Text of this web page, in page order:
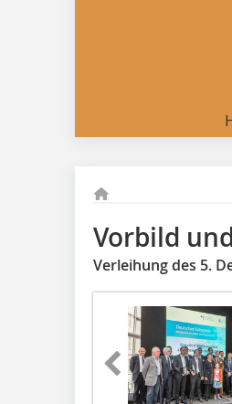
Vorbild
Verleihung des 5.